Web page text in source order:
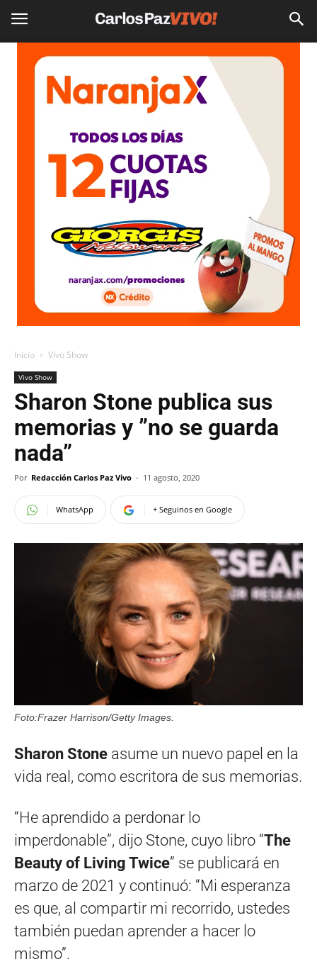
Inicio Vivo Show
Vivo Show
Sharon Stone publica sus
memorias y ”no se guarda
nada”
Por Redacción Carlos Paz Vivo - 11 agosto, 2020
WhatsApp + Seguinos en Google
Foto:Frazer Harrison/Getty Images.
Sharon Stone asume un nuevo papel en la
vida real, como escritora de sus memorias.
“He aprendido a perdonar lo
imperdonable”, dijo Stone, cuyo libro “The
Beauty of Living Twice” se publicará en
marzo de 2021 y continuó: “Mi esperanza
es que, al compartir mi recorrido, ustedes
también puedan aprender a hacer lo
mismo”.